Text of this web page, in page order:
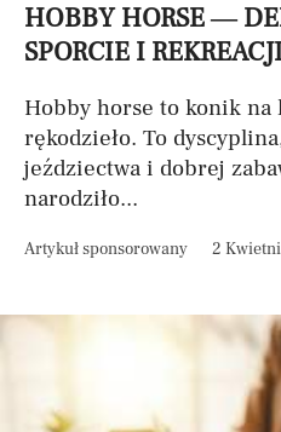
HOBBY HORSE —
SPORCIE I
Hobby horse to konik na
rękodzieło. To
jeździectwa i dobrej
narodziło...
Artykuł sponsorowany 2